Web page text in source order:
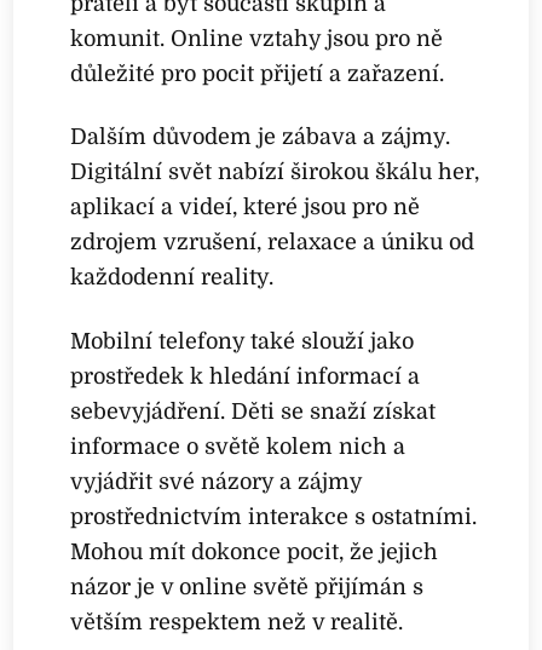
komunit. Online vztahy jsou pro ně
důležité pro pocit přijetí a zařazení.
Dalším důvodem je zábava a zájmy.
Digitální svět nabízí širokou škálu her,
aplikací a videí, které jsou pro ně
zdrojem vzrušení, relaxace a úniku od
každodenní reality.
Mobilní telefony také slouží jako
prostředek k hledání informací a
sebevyjádření. Děti se snaží získat
informace o světě kolem nich a
vyjádřit své názory a zájmy
prostřednictvím interakce s ostatními.
Mohou mít dokonce pocit, že jejich
názor je v online světě přijímán s
větším respektem než v realitě.